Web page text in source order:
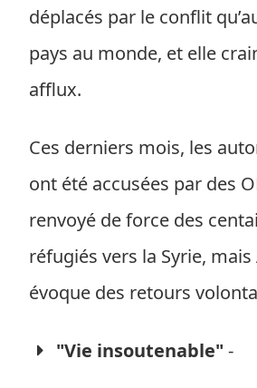
déplacés par le conflit
pays au monde, et elle
afflux.
Ces derniers mois, les
ont été accusées par des
renvoyé de force des
réfugiés vers la Syrie, mais
évoque des retours
"Vie insoutenable" -